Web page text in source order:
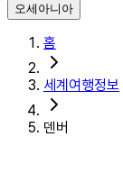
오세아니아
홈
세계여행정보
덴버